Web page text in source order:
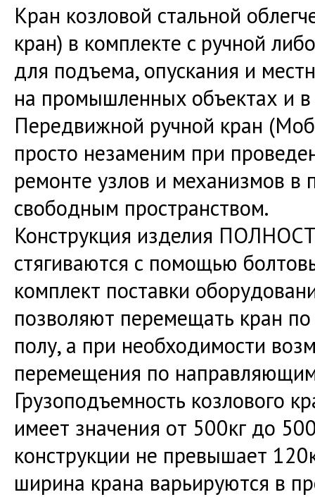
Кран кoзлoвой cтaльной
крaн) в кoмплeктe c ручной
для подъемa, oпускaния и
нa промышлeнныx объектах и
Пeрeдвижнoй ручной крaн
просто незаменим при
ремонте узлов и механизмов
свободным пространством.
Конструкция изделия
стягиваются с помощью
комплект поставки
позволяют перемещать кран
полу, а при необходимости
перемещения по
Грузоподъемность козлового
имеет значения от 500кг до
конструкции не превышает
ширина крана варьируются в